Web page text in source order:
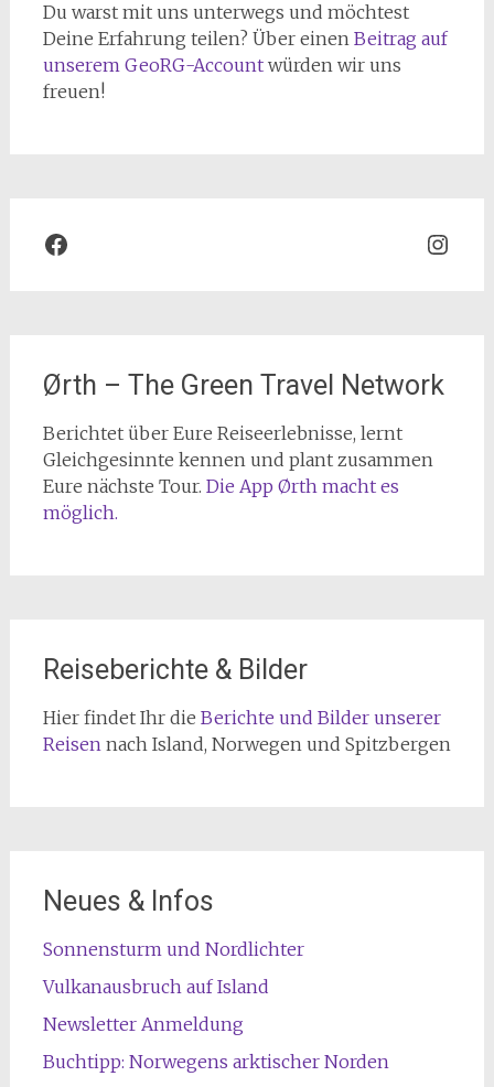
Du warst mit uns unterwegs und möchtest
Deine Erfahrung teilen? Über einen Beitrag auf
unserem GeoRG-Accountwürden wir uns
freuen!
Facebook
Ørth – The Green Travel Network
Berichtet über Eure Reiseerlebnisse, lernt
Gleichgesinnte kennen und plant zusammen
Eure nächste Tour. Die App Ørth macht es
möglich.
Reiseberichte & Bilder
Hier findet Ihr die Berichte und Bilder unserer
Reisennach Island, Norwegen und Spitzbergen
Neues & Infos
Sonnensturm und Nordlichter
Vulkanausbruch auf Island
Newsletter Anmeldung
Buchtipp: Norwegens arktischer Norden